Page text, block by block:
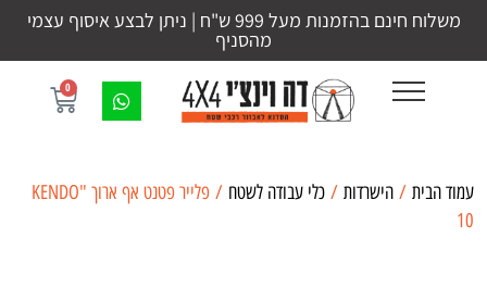
משלוח חינם בהזמנות מעל 999 ש"ח | ניתן לבצע איסוף עצמי
מהסניף
0
עמוד הבית / הישרדות / כלי עבודה לשטח
/ פלייר פטנט אף ארוך "KENDO
10